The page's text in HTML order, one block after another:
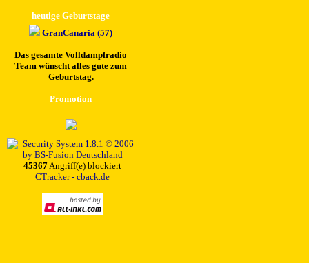
heutige Geburtstage
GranCanaria (57)
Das gesamte Volldampfradio
Team wünscht alles gute zum
Geburtstag.
Promotion
45367Angriff(e) blockiert
CTracker - cback.de